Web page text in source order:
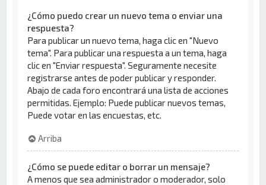
¿Cómo puedo crear un nuevo tema o enviar una
respuesta?
Para publicar un nuevo tema, haga clic en "Nuevo
tema". Para publicar una respuesta a un tema, haga
clic en "Enviar respuesta". Seguramente necesite
registrarse antes de poder publicar y responder.
Abajo de cada foro encontrará una lista de acciones
permitidas. Ejemplo: Puede publicar nuevos temas,
Puede votar en las encuestas, etc.
Arriba
¿Cómo se puede editar o borrar un mensaje?
A menos que sea administrador o moderador, solo